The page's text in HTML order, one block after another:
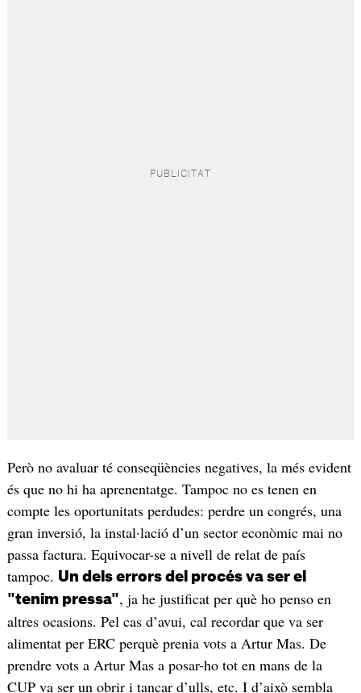
Però no avaluar té conseqüències negatives, la més evident
és que no hi ha aprenentatge. Tampoc no es tenen en
compte les oportunitats perdudes: perdre un congrés, una
gran inversió, la instal·lació d’un sector econòmic mai no
passa factura. Equivocar-se a nivell de relat de país
tampoc. Un dels errors del procés va ser el
"tenim pressa", ja he justificat per què ho penso en
altres ocasions. Pel cas d’avui, cal recordar que va ser
alimentat per ERC perquè prenia vots a Artur Mas. De
prendre vots a Artur Mas a posar-ho tot en mans de la
CUP va ser un obrir i tancar d’ulls, etc. I d’això sembla